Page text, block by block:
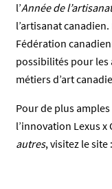
l’Année de
l’artisanat
Fédération
possibilités pour les
métiers d’art
Pour de plus
l’innovation Lexus x
autres, visitez le site :